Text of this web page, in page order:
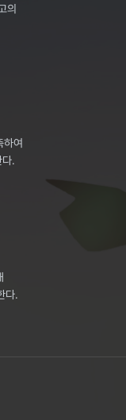
의
하여
.
다.